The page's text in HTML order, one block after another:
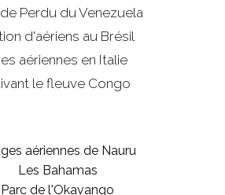
Perdu du Venezuela
d'aériens au Brésil
aériennes en Italie
le fleuve Congo
aériennes de Nauru
Les Bahamas
Parc de l'Okavango